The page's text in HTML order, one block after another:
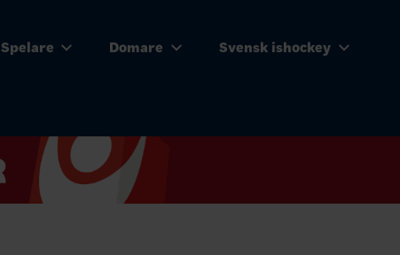
Spelare Domare Svensk ishockey